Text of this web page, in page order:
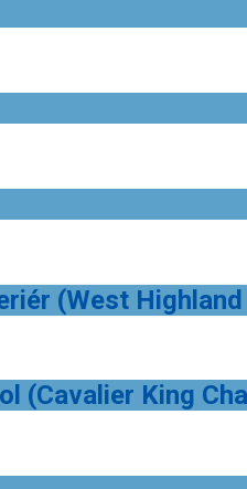
(West
(Cavalier King